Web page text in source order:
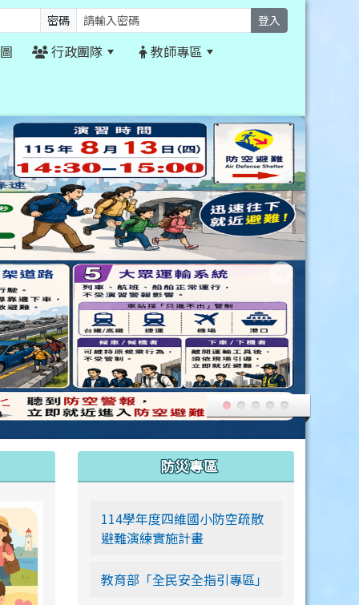
密碼 登入
行政團隊
教師專區
link to https://siwei-family.work-
防災專區
114學年度四維國小防空疏散
避難演練實施計畫
教育部「全民安全指引專區」